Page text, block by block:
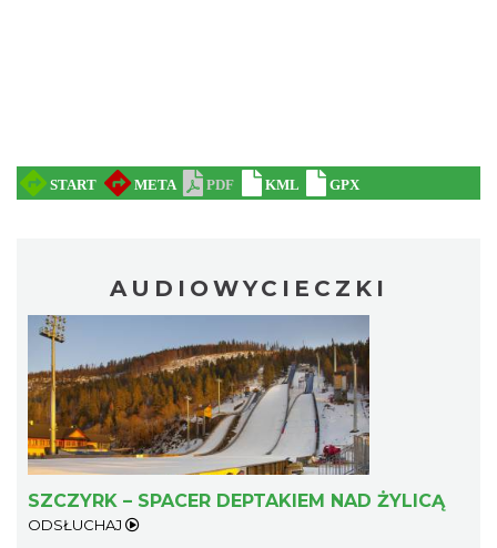
AUDIOWYCIECZKI
SZCZYRK – SPACER DEPTAKIEM NAD ŻYLICĄ
ODSŁUCHAJ